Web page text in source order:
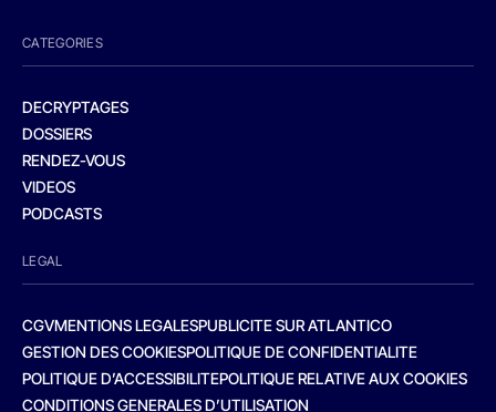
CATEGORIES
DECRYPTAGES
DOSSIERS
RENDEZ-VOUS
VIDEOS
PODCASTS
LEGAL
CGVMENTIONS LEGALESPUBLICITE SUR ATLANTICO
GESTION DES COOKIESPOLITIQUE DE CONFIDENTIALITE
POLITIQUE D’ACCESSIBILITEPOLITIQUE RELATIVE AUX COOKIES
CONDITIONS GENERALES D’UTILISATION